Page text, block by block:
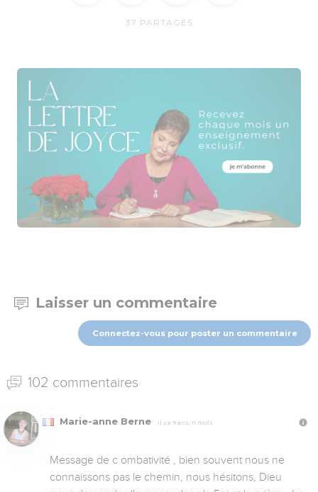
37 PARTAGES
Laisser un commentaire
Connectez-vous pour poster un commentaire
102 commentaires
Marie-anne Berne Il y a 9 ans, 11 mois
Message de c ombativité , bien souvent nous ne
connaissons pas le chemin, nous hésitons, Dieu